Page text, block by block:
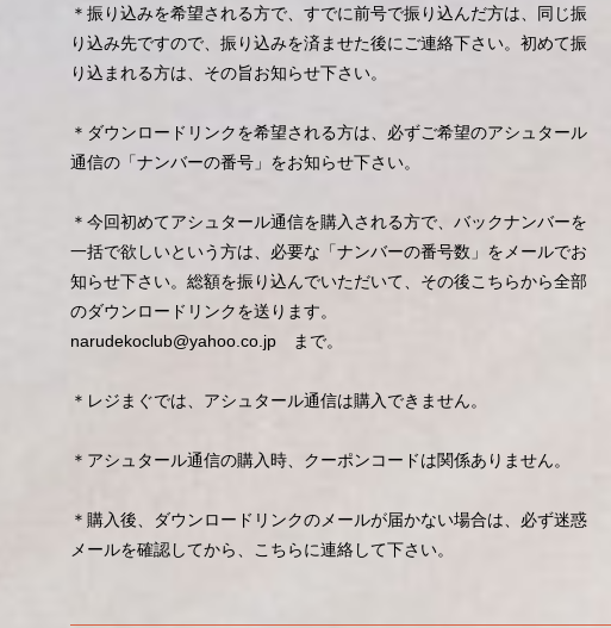
＊振り込みを希望される方で、すでに前号で振り込んだ方は、同じ振
り込み先ですので、振り込みを済ませた後にご連絡下さい。初めて振
り込まれる方は、その旨お知らせ下さい。
＊ダウンロードリンクを希望される方は、必ずご希望のアシュタール
通信の「ナンバーの番号」をお知らせ下さい。
＊今回初めてアシュタール通信を購入される方で、バックナンバーを
一括で欲しいという方は、必要な「ナンバーの番号数」をメールでお
知らせ下さい。総額を振り込んでいただいて、その後こちらから全部
のダウンロードリンクを送ります。
narudekoclub@yahoo.co.jp まで。
＊レジまぐでは、アシュタール通信は購入できません。
＊アシュタール通信の購入時、クーポンコードは関係ありません。
＊購入後、ダウンロードリンクのメールが届かない場合は、必ず迷惑
メールを確認してから、こちらに連絡して下さい。